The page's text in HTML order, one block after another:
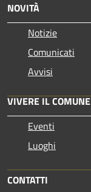
NOVITÀ
Notizie
Comunicati
Avvisi
VIVERE IL COMUNE
Eventi
Luoghi
CONTATTI